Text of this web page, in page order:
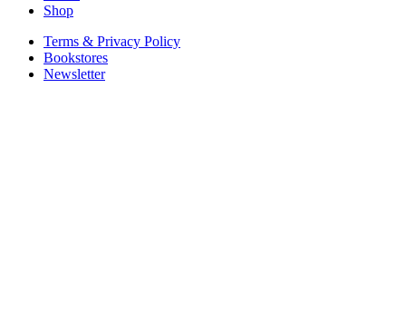
Shop
Terms & Privacy Policy
Bookstores
Newsletter